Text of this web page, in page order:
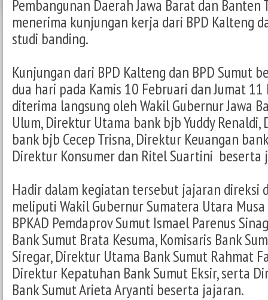
Pembangunan Daerah Jawa Barat dan Banten
menerima kunjungan kerja dari BPD Kalteng
studi banding.
Kunjungan dari BPD Kalteng dan BPD Sumut
dua hari pada Kamis 10 Februari dan Jumat
diterima langsung oleh Wakil Gubernur Jawa
Ulum, Direktur Utama bank bjb Yuddy
bank bjb Cecep Trisna, Direktur Keuangan
Direktur Konsumer dan Ritel Suartini beserta
Hadir dalam kegiatan tersebut jajaran direksi
meliputi Wakil Gubernur Sumatera Utara
BPKAD Pemdaprov Sumut Ismael Parenus
Bank Sumut Brata Kesuma, Komisaris Bank
Siregar, Direktur Utama Bank Sumut Rahmat
Direktur Kepatuhan Bank Sumut Eksir, serta
Bank Sumut Arieta Aryanti beserta jajaran.